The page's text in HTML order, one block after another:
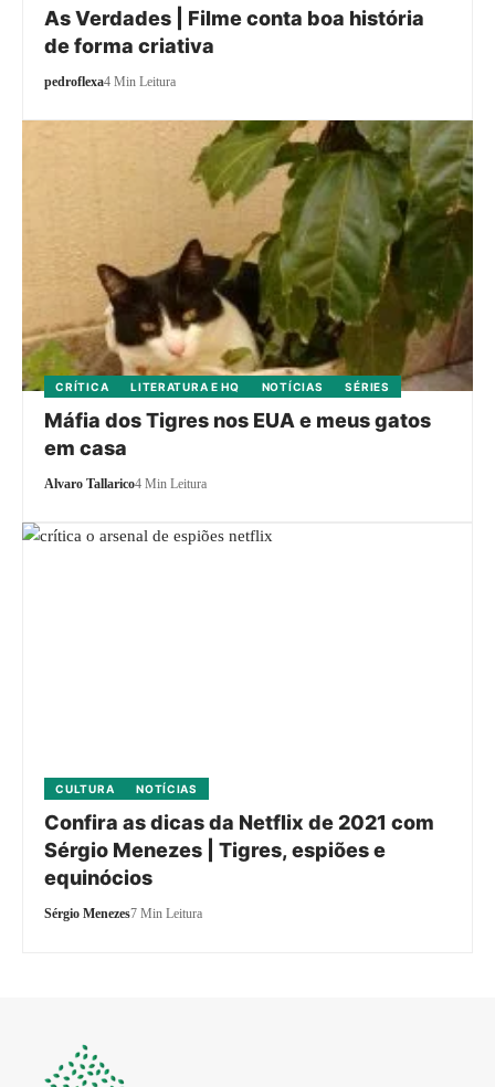
As Verdades | Filme conta boa história
de forma criativa
pedroflexa4 Min Leitura
CRÍTICA LITERATURA E HQ NOTÍCIAS SÉRIES
Máfia dos Tigres nos EUA e meus gatos
em casa
Alvaro Tallarico4 Min Leitura
CULTURA NOTÍCIAS
Confira as dicas da Netflix de 2021 com
Sérgio Menezes | Tigres, espiões e
equinócios
Sérgio Menezes7 Min Leitura